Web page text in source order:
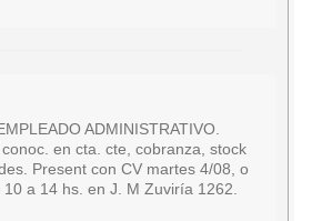
ADMINISTRATIVO.
en cta. cte, cobranza, stock
Present con CV martes 4/08, o
a 14 hs. en J. M Zuviría 1262.